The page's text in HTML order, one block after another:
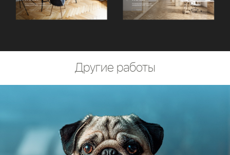
Другие работы